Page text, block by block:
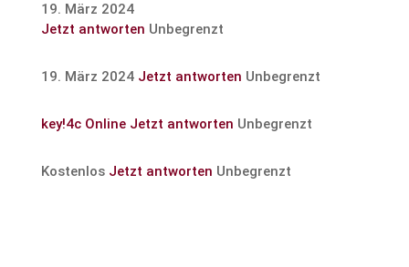
19. März 2024
Jetzt antworten Unbegrenzt
19. März 2024 Jetzt antworten Unbegrenzt
key!4c Online Jetzt antworten Unbegrenzt
Kostenlos Jetzt antworten Unbegrenzt